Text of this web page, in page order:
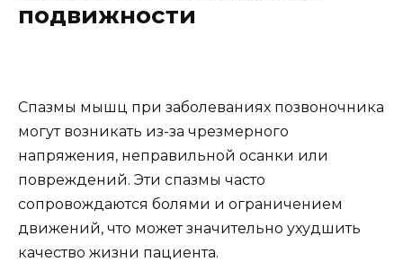
подвижности
Спазмы мышц при заболеваниях позвоночника
могут возникать из-за чрезмерного
напряжения, неправильной осанки или
повреждений. Эти спазмы часто
сопровождаются болями и ограничением
движений, что может значительно ухудшить
качество жизни пациента.